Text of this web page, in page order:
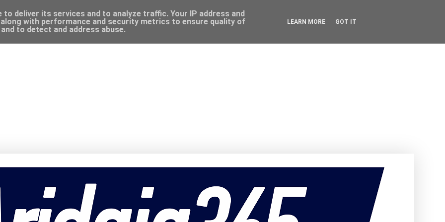
deliver its services and to analyze traffic. Your IP address and
with performance and security metrics to ensure quality of
to detect and address abuse.
LEARN MORE GOT IT